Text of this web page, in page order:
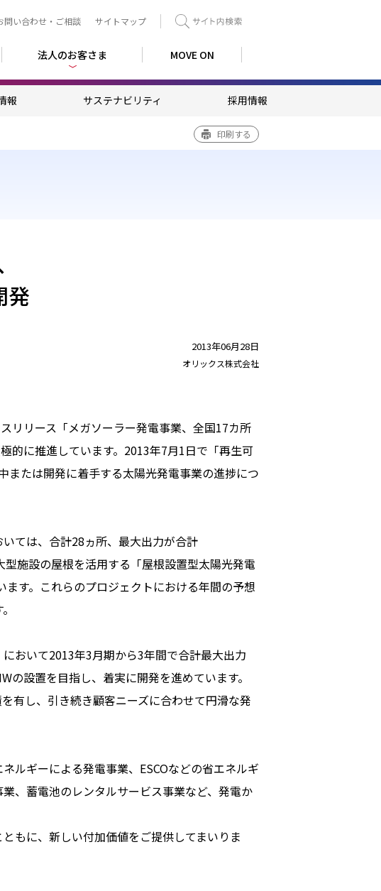
問い合わせ・ご相談 サイトマップ
法人のお客さま MOVE ON
報 サステナビリティ 採用情報
印刷する
発
2013年06月28日
オリックス株式会社
リリース「メガソーラー発電事業、全国17カ所
的に推進しています。2013年7月1日で「再生可
または開発に着手する太陽光発電事業の進捗につ
ては、合計28ヵ所、最大出力が合計
施設の屋根を活用する「屋根設置型太陽光発電
す。これらのプロジェクトにおける年間の予想
おいて2013年3月期から3年間で合計最大出力
設置を目指し、着実に開発を進めています。
有し、引き続き顧客ニーズに合わせて円滑な発
ルギーによる発電事業、ESCOなどの省エネルギ
、蓄電池のレンタルサービス事業など、発電か
もに、新しい付加価値をご提供してまいりま